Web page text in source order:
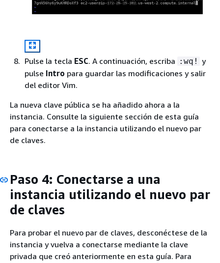
Pulse la tecla ESC. A continuación, escriba :wq! y
pulse Intro para guardar las modificaciones y salir
del editor Vim.
La nueva clave pública se ha añadido ahora a la
instancia. Consulte la siguiente sección de esta guía
para conectarse a la instancia utilizando el nuevo par
de claves.
Paso 4: Conectarse a una
instancia utilizando el nuevo par
de claves
Para probar el nuevo par de claves, desconéctese de la
instancia y vuelva a conectarse mediante la clave
privada que creó anteriormente en esta guía. Para